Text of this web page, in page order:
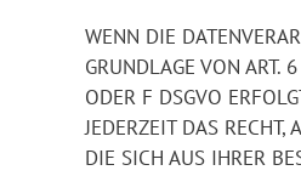
WENN DIE
GRUNDLAGE VON ART.
ODER F DSGVO
JEDERZEIT DAS RECHT,
DIE SICH AUS IHRER